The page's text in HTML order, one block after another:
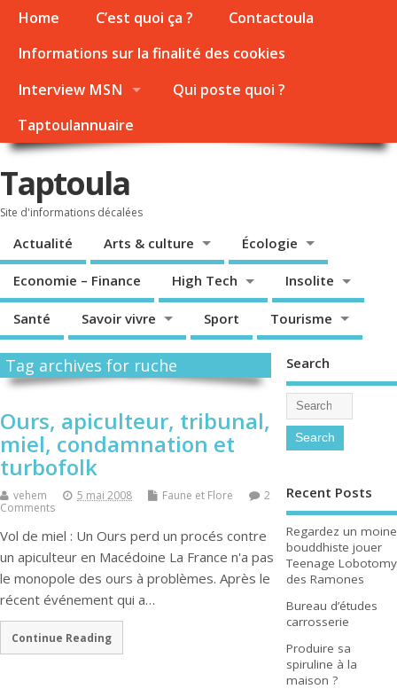
Home C’est quoi ça ?
Contactoula
Informations sur la finalité des cookies
Interview MSN
Qui poste quoi ?
Taptoulannuaire
Taptoula
Site d'informations décalées
Actualité Arts & culture Écologie
Economie – Finance High Tech Insolite
Santé Savoir vivre Sport Tourisme
Tag archives for ruche
Ours, apiculteur, tribunal,
miel, condamnation et
turbofolk
vehem 5 mai 2008 Faune et Flore
2
Comments
Vol de miel : Un Ours perd un procés contre
un apiculteur en Macédoine La France n'a pas
le monopole des ours à problèmes. Après le
récent événement qui a…
Continue Reading
Search
Recent Posts
Regardez un moine
bouddhiste jouer
Teenage Lobotomy
des Ramones
Bureau d’études
carrosserie
Produire sa
spiruline à la
maison ?